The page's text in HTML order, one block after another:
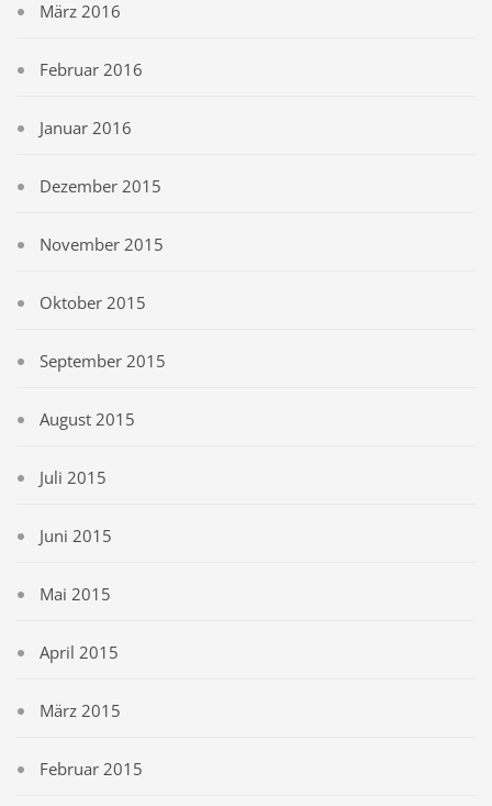
März 2016
Februar 2016
Januar 2016
Dezember 2015
November 2015
Oktober 2015
September 2015
August 2015
Juli 2015
Juni 2015
Mai 2015
April 2015
März 2015
Februar 2015